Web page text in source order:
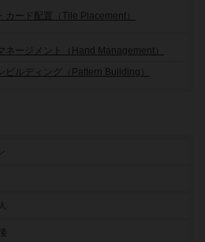
カード配置（Tile Placement）
ネージメント（Hand Management）
ビルディング（Pattern Building）